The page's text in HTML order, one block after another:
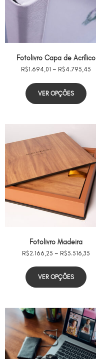
Fotolivro Capa de Acrílico
R$ 1.694,01 – R$4.795,45
VER OPÇÕES
Fotolivro Madeira
R$2.166,25 – R$5.516,35
VER OPÇÕES